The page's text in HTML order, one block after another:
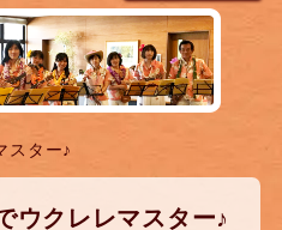
スター♪
ウクレレマスター♪